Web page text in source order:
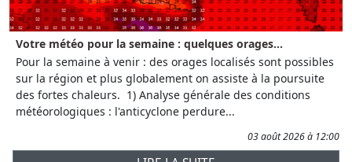
Votre météo pour la semaine : quelques orages...
Pour la semaine à venir : des orages localisés sont possibles
sur la région et plus globalement on assiste à la poursuite
des fortes chaleurs. 1) Analyse générale des conditions
météorologiques : l'anticyclone perdure...
03 août 2026 à 12:00